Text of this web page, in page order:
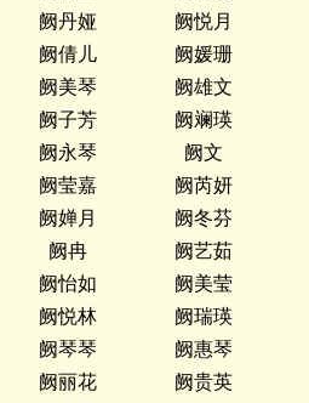
阙丹娅
阙悦月
阙倩儿
阙媛珊
阙美琴
阙雄文
阙子芳
阙斓瑛
阙永琴
阙文
阙莹嘉
阙芮妍
阙婵月
阙冬芬
阙冉
阙艺茹
阙怡如
阙美莹
阙悦林
阙瑞瑛
阙琴琴
阙惠琴
阙丽花
阙贵英